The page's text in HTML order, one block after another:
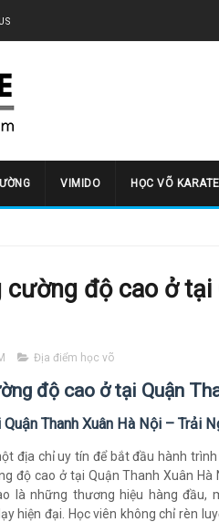
VIMIDO HỌC VÕ KARATE
cường độ cao ở tại
Địa điểm học võ
độ cao ở tại Quận
Thanh Xuân Hà Nội – Trải
địa chỉ uy tín để bắt đầu hành
độ cao ở tại Quận Thanh Xuân Hà
là những thương hiệu hàng đầu,
hiện đại. Học viên không chỉ rèn